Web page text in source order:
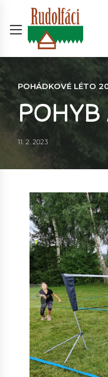
POHÁDKOVÉ LÉTO
POHYB
11. 2. 2023